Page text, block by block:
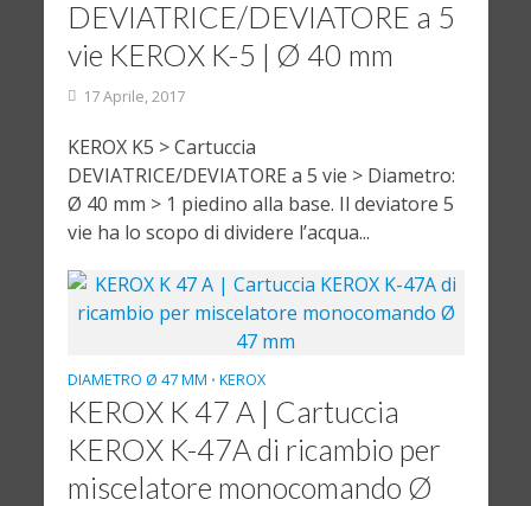
DEVIATRICE/DEVIATORE a 5
vie KEROX K-5 | Ø 40 mm
17 Aprile, 2017
KEROX K5 > Cartuccia
DEVIATRICE/DEVIATORE a 5 vie > Diametro:
Ø 40 mm > 1 piedino alla base. Il deviatore 5
vie ha lo scopo di dividere l’acqua...
DIAMETRO Ø 47 MM • KEROX
KEROX K 47 A | Cartuccia
KEROX K-47A di ricambio per
miscelatore monocomando Ø